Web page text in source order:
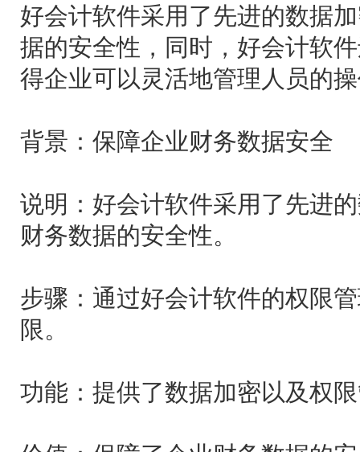
好会计软件采用了先进的数据
据的安全性，同时，好会计软
得企业可以灵活地管理人员的
背景：保障企业财务数据安全
说明：好会计软件采用了先进
财务数据的安全性。
步骤：通过好会计软件的权限
限。
功能：提供了数据加密以及权